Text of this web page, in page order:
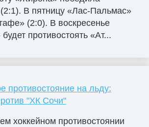
В пятницу «Лас-Пальмас»
(2:0). В воскресенье
противостоять «Ат...
противостояние на льду:
"ХК Сочи"
хоккейном противостоянии